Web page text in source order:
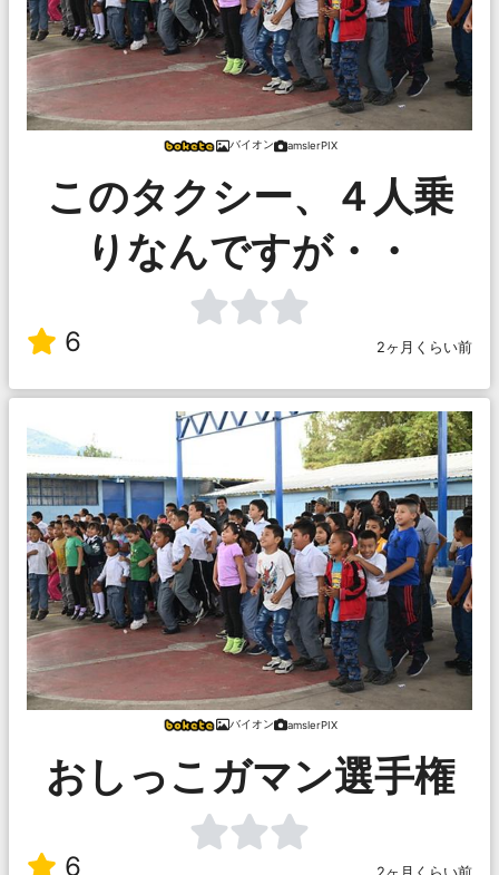
バイオン amslerPIX
このタクシー、４人乗
りなんですが・・
6 2ヶ月くらい前
バイオン amslerPIX
おしっこガマン選手権
6